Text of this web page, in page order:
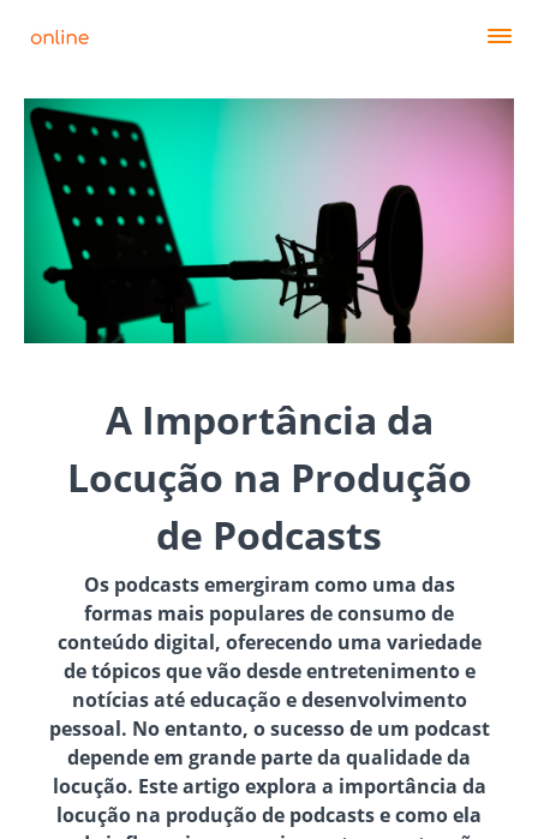
A Importância da
Locução na Produção
de Podcasts
Os podcasts emergiram como uma das
formas mais populares de consumo de
conteúdo digital, oferecendo uma variedade
de tópicos que vão desde entretenimento e
notícias até educação e desenvolvimento
pessoal. No entanto, o sucesso de um podcast
depende em grande parte da qualidade da
locução. Este artigo explora a importância da
locução na produção de podcasts e como ela